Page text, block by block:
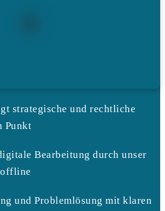
strategische und rechtliche
Punkt
Bearbeitung durch unser
und Problemlösung mit klaren